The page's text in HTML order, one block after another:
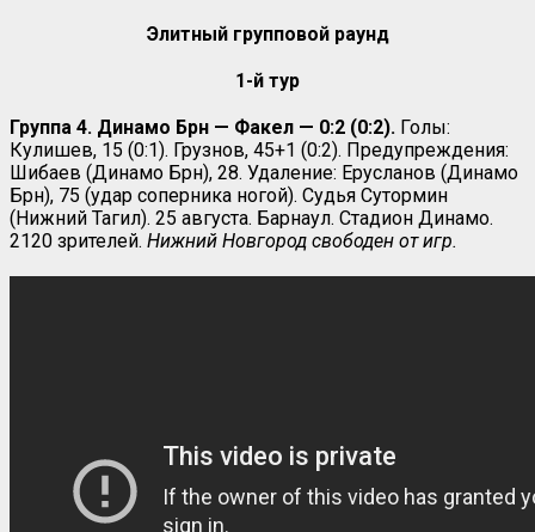
Элитный групповой раунд
1-й тур
Группа 4. Динамо Брн — Факел — 0:2 (0:2). Голы:
Кулишев, 15 (0:1). Грузнов, 45+1 (0:2). Предупреждения:
Шибаев (Динамо Брн), 28. Удаление: Ерусланов (Динамо
Брн), 75 (удар соперника ногой). Судья Сутормин
(Нижний Тагил). 25 августа. Барнаул. Стадион Динамо.
2120 зрителей. Нижний Новгород свободен от игр.